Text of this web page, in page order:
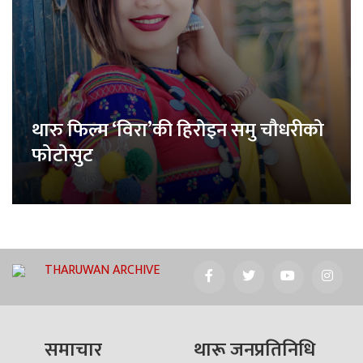
थारु फिल्म ‘विरा’की हिरोइन समु चौधरीको
फोटोसुट
THARUWAN ARCHIVE
समाचार थारू जनप्रतिनिधि